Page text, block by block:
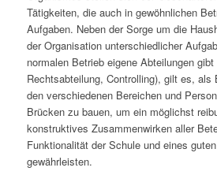
Tätigkeiten, die auch in gewöhnlichen
Aufgaben. Neben der Sorge um die
der Organisation unterschiedlicher
normalen Betrieb eigene Abteilungen
Rechtsabteilung, Controlling), gilt es, als
den verschiedenen Bereichen und
Brücken zu bauen, um ein möglichst
konstruktives Zusammenwirken aller
Funktionalität der Schule und eines
gewährleisten.